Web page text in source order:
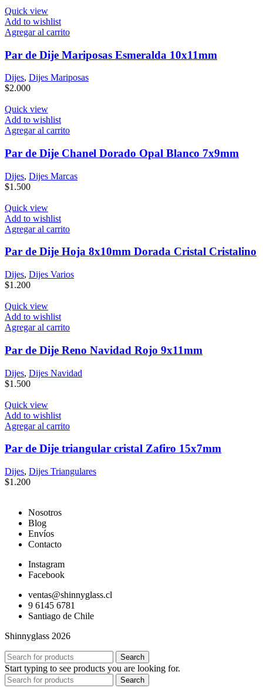
Quick view
Add to wishlist
Agregar al carrito
Par de Dije Mariposas Esmeralda 10x11mm
Dijes, Dijes Mariposas
$2.000
Quick view
Add to wishlist
Agregar al carrito
Par de Dije Chanel Dorado Opal Blanco 7x9mm
Dijes, Dijes Marcas
$1.500
Quick view
Add to wishlist
Agregar al carrito
Par de Dije Hoja 8x10mm Dorada Cristal Cristalino
Dijes, Dijes Varios
$1.200
Quick view
Add to wishlist
Agregar al carrito
Par de Dije Reno Navidad Rojo 9x11mm
Dijes, Dijes Navidad
$1.500
Quick view
Add to wishlist
Agregar al carrito
Par de Dije triangular cristal Zafiro 15x7mm
Dijes, Dijes Triangulares
$1.200
Nosotros
Blog
Envíos
Contacto
Instagram
Facebook
ventas@shinnyglass.cl
9 6145 6781
Santiago de Chile
Shinnyglass 2026
Search
Start typing to see products you are looking for.
Search